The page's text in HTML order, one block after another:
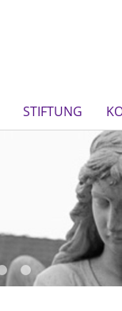
STIFTUNG